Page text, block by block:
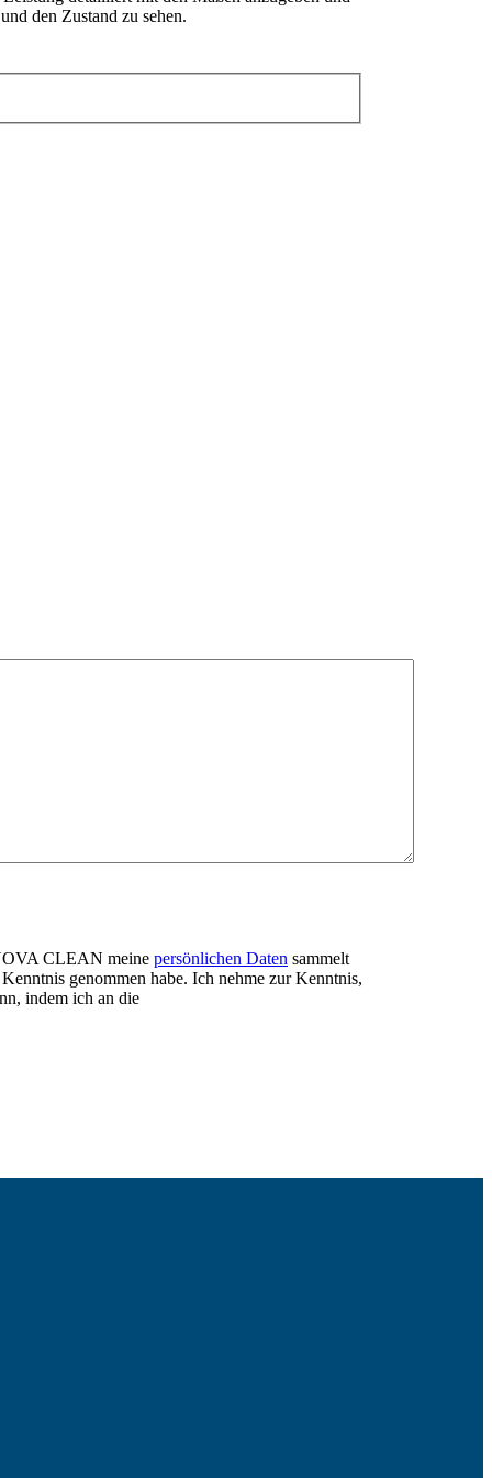
den Zustand zu sehen.
CLEAN meine persönlichen Daten sammelt
genommen habe. Ich nehme zur Kenntnis,
indem ich an die